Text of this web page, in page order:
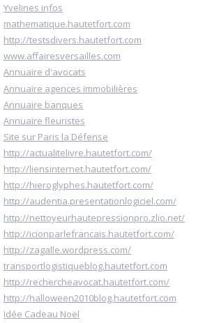
Yvelines infos
mathematique.hautetfort.com
http://testsdivers.hautetfort.com
www.affairesversailles.com
Annuaire d'avocats
Annuaire agences immobilières
Annuaire banques
Annuaire fleuristes
Site sur Paris la Défense
http://actualitelivre.hautetfort.com/
http://liensinternet.hautetfort.com/
http://hieroglyphes.hautetfort.com/
http://audentia.presentationlogiciel.com/
http://nettoyeurhautepressionpro.zlio.net/
http://icionparlefrancais.hautetfort.com/
http://zagalle.wordpress.com/
transportlogistiqueblog.hautetfort.com
http://rechercheavocat.hautetfort.com/
http://halloween2010blog.hautetfort.com
Idée Cadeau Noël